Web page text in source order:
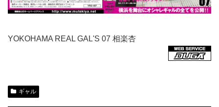
YOKOHAMA REAL GAL'S 07 相楽杏
ギャル